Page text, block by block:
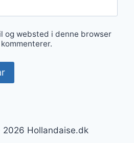
og websted i denne browser
Hollandaise.dk